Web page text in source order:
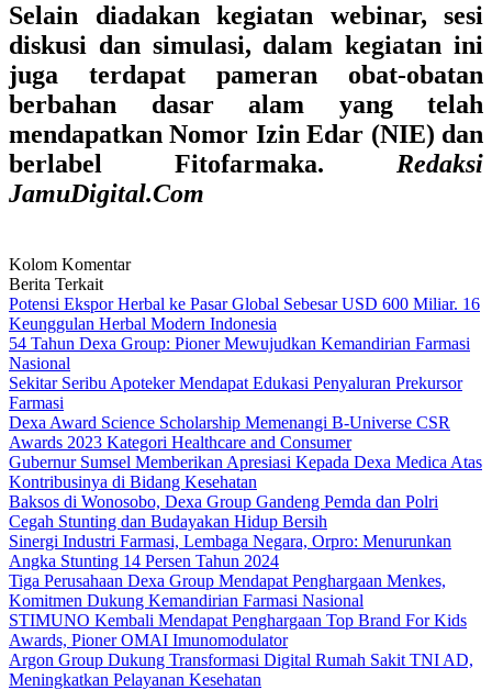
Selain diadakan kegiatan webinar, sesi
diskusi dan simulasi, dalam kegiatan ini
juga terdapat pameran obat-obatan
berbahan dasar alam yang telah
mendapatkan Nomor Izin Edar (NIE) dan
berlabel Fitofarmaka. Redaksi
JamuDigital.Com
Kolom Komentar
Berita Terkait
Potensi Ekspor Herbal ke Pasar Global Sebesar USD 600 Miliar. 16
Keunggulan Herbal Modern Indonesia
54 Tahun Dexa Group: Pioner Mewujudkan Kemandirian Farmasi
Nasional
Sekitar Seribu Apoteker Mendapat Edukasi Penyaluran Prekursor
Farmasi
Dexa Award Science Scholarship Memenangi B-Universe CSR
Awards 2023 Kategori Healthcare and Consumer
Gubernur Sumsel Memberikan Apresiasi Kepada Dexa Medica Atas
Kontribusinya di Bidang Kesehatan
Baksos di Wonosobo, Dexa Group Gandeng Pemda dan Polri
Cegah Stunting dan Budayakan Hidup Bersih
Sinergi Industri Farmasi, Lembaga Negara, Orpro: Menurunkan
Angka Stunting 14 Persen Tahun 2024
Tiga Perusahaan Dexa Group Mendapat Penghargaan Menkes,
Komitmen Dukung Kemandirian Farmasi Nasional
STIMUNO Kembali Mendapat Penghargaan Top Brand For Kids
Awards, Pioner OMAI Imunomodulator
Argon Group Dukung Transformasi Digital Rumah Sakit TNI AD,
Meningkatkan Pelayanan Kesehatan